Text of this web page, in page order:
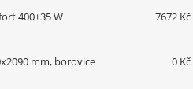
400+35 W 7672 Kč
mm, borovice 0 Kč